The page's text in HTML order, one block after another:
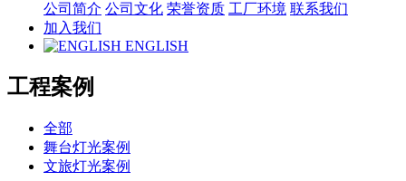
公司简介 公司文化 荣誉资质 工厂环境 联系我们
加入我们
ENGLISH
工程案例
全部
舞台灯光案例
文旅灯光案例